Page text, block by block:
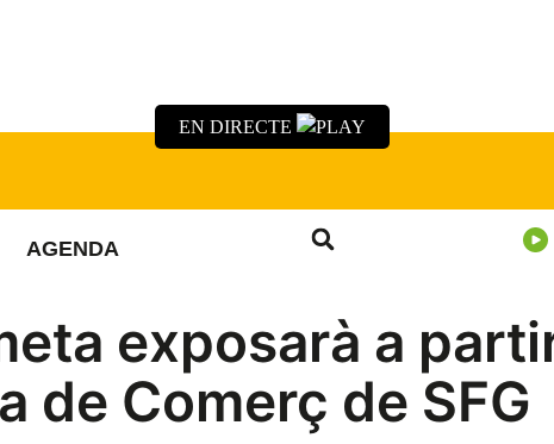
EN DIRECTE
AGENDA
exposarà a
de Comerç de SFG